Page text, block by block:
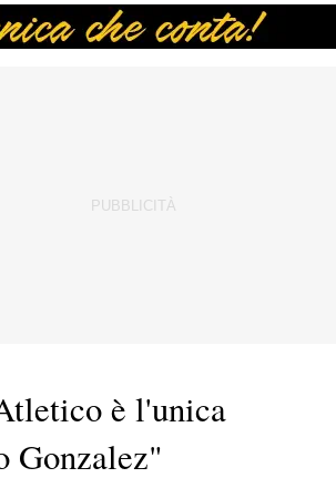
è l'unica
Gonzalez"